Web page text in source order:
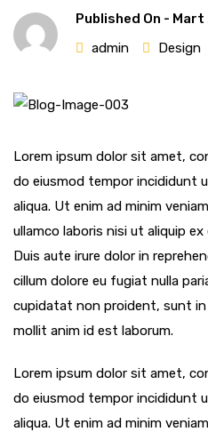
Published On - Mart
admin
Design
Lorem ipsum dolor sit amet,
do eiusmod tempor incididunt
aliqua. Ut enim ad minim
ullamco laboris nisi ut aliquip
Duis aute irure dolor in
cillum dolore eu fugiat nulla
cupidatat non proident, sunt in
mollit anim id est laborum.
Lorem ipsum dolor sit amet,
do eiusmod tempor incididunt
aliqua. Ut enim ad minim